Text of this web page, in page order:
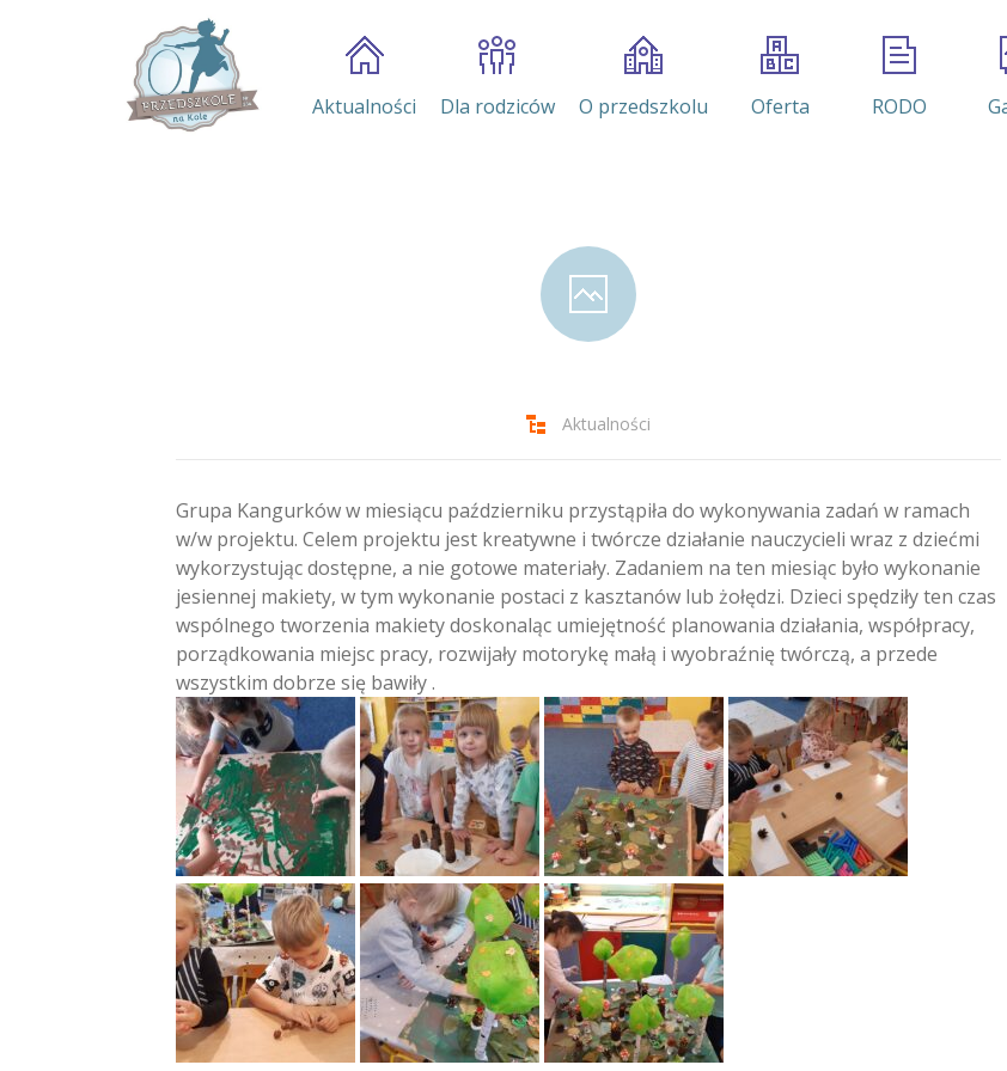
Aktualności Dla rodziców O przedszkolu Oferta RODO
Aktualności
Grupa Kangurków w miesiącu październiku przystąpiła do wykonywania zadań w ramach
w/w projektu. Celem projektu jest kreatywne i twórcze działanie nauczycieli wraz z dziećmi
wykorzystując dostępne, a nie gotowe materiały. Zadaniem na ten miesiąc było wykonanie
jesiennej makiety, w tym wykonanie postaci z kasztanów lub żołędzi. Dzieci spędziły ten czas
wspólnego tworzenia makiety doskonaląc umiejętność planowania działania, współpracy,
porządkowania miejsc pracy, rozwijały motorykę małą i wyobraźnię twórczą, a przede
wszystkim dobrze się bawiły .